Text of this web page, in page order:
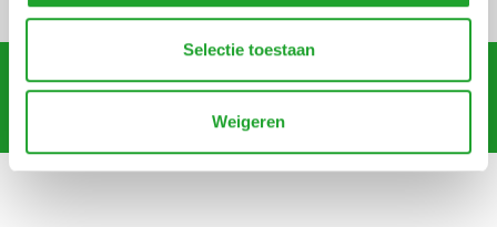
Selectie toestaan
Weigeren
Meer nieuws